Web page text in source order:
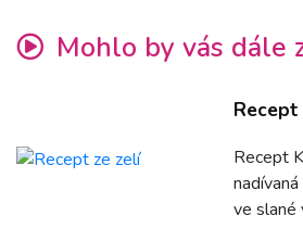
Mohlo by vás dále
Recept
ve slané